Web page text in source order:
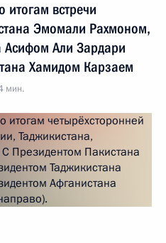
итогам встречи
Эмомали Рахмоном,
Асифом Али Зардари
Хамидом Карзаем
мин.